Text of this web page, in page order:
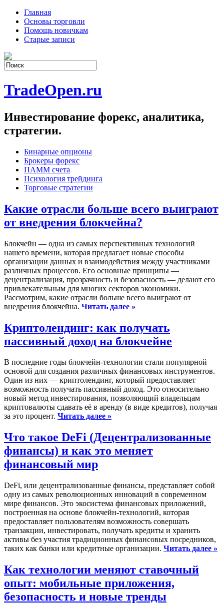
Главная
Основы торговли
Помощь новичкам
Старые записи
TradeOpen.ru
Инвестирование форекс, аналитика,
стратегии.
Бинарные опционы
Брокеры форекс
ПАММ счета
Психология трейдинга
Торговые стратегии
Какие отрасли больше всего выиграют
от внедрения блокчейна?
Блокчейн — одна из самых перспективных технологий
нашего времени, которая предлагает новые способы
организации данных и взаимодействия между участниками
различных процессов. Его основные принципы —
децентрализация, прозрачность и безопасность — делают его
привлекательным для многих секторов экономики.
Рассмотрим, какие отрасли больше всего выиграют от
внедрения блокчейна. Читать далее »
Криптолендинг: как получать
пассивный доход на блокчейне
В последние годы блокчейн-технологии стали популярной
основой для создания различных финансовых инструментов.
Один из них — криптолендинг, который предоставляет
возможность получать пассивный доход. Это относительно
новый метод инвестирования, позволяющий владельцам
криптовалюты сдавать её в аренду (в виде кредитов), получая
за это процент. Читать далее »
Что такое DeFi (Децентрализованные
финансы) и как это меняет
финансовый мир
DeFi, или децентрализованные финансы, представляет собой
одну из самых революционных инноваций в современном
мире финансов. Это экосистема финансовых приложений,
построенная на основе блокчейн-технологий, которая
предоставляет пользователям возможность совершать
транзакции, инвестировать, получать кредиты и хранить
активы без участия традиционных финансовых посредников,
таких как банки или кредитные организации. Читать далее »
Как технологии меняют ставочный
опыт: мобильные приложения,
безопасность и новые тренды